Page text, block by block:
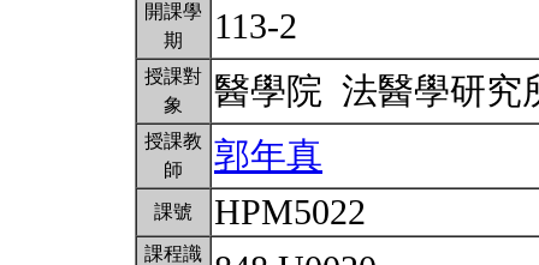
開課學
期
113-2
授課對
象
醫學院 法醫學研
授課教
師
郭年真
課號 HPM5022
課程識